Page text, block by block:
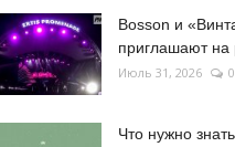
Bosson и
приглашают на
Июль 31, 2026 0
Что нужно